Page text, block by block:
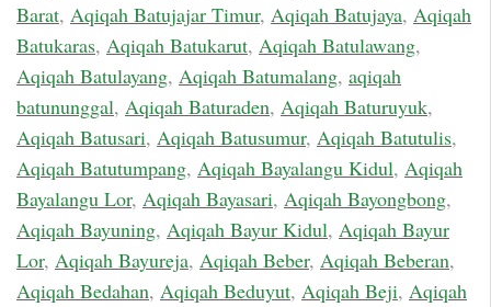
Barat, Aqiqah Batujajar Timur, Aqiqah Batujaya, Aqiqah
Batukaras, Aqiqah Batukarut, Aqiqah Batulawang,
Aqiqah Batulayang, Aqiqah Batumalang, aqiqah
batununggal, Aqiqah Baturaden, Aqiqah Baturuyuk,
Aqiqah Batusari, Aqiqah Batusumur, Aqiqah Batutulis,
Aqiqah Batutumpang, Aqiqah Bayalangu Kidul, Aqiqah
Bayalangu Lor, Aqiqah Bayasari, Aqiqah Bayongbong,
Aqiqah Bayuning, Aqiqah Bayur Kidul, Aqiqah Bayur
Lor, Aqiqah Bayureja, Aqiqah Beber, Aqiqah Beberan,
Aqiqah Bedahan, Aqiqah Beduyut, Aqiqah Beji, Aqiqah